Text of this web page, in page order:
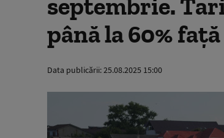
septembrie.
până la 60%
Data publicării:25.08.2025 15:00